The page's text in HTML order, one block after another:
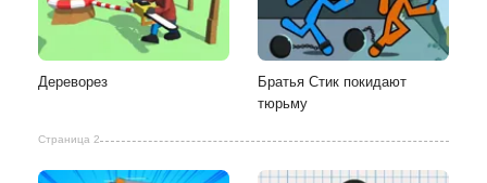
Дереворез
Братья Стик покидают
тюрьму
Страница 2